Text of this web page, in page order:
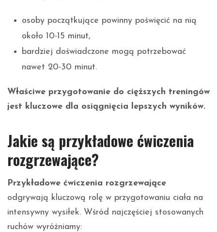
osoby początkujące powinny poświęcić na nią
około 10-15 minut,
bardziej doświadczone mogą potrzebować
nawet 20-30 minut.
Właściwe przygotowanie do cięższych treningów
jest kluczowe dla osiągnięcia lepszych wyników.
Jakie są przykładowe ćwiczenia
rozgrzewające?
Przykładowe ćwiczenia rozgrzewające
odgrywają kluczową rolę w przygotowaniu ciała na
intensywny wysiłek. Wśród najczęściej stosowanych
ruchów wyróżniamy: